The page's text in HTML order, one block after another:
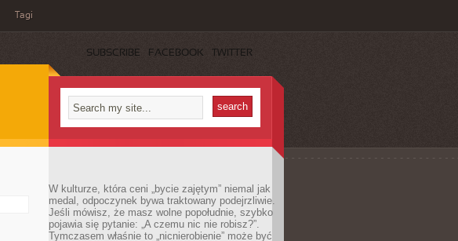
Tagi
SUBSCRIBE FACEBOOK TWITTER
W kulturze, która ceni „bycie zajętym” niemal jak
medal, odpoczynek bywa traktowany podejrzliwie.
Jeśli mówisz, że masz wolne popołudnie, szybko
pojawia się pytanie: „A czemu nic nie robisz?”.
Tymczasem właśnie to „nicnierobienie” może być